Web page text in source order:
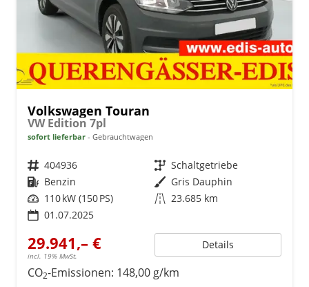
Volkswagen Touran
VW Edition 7pl
sofort lieferbar Gebrauchtwagen
Fahrzeugnr. 404936 Getriebe Schaltgetriebe
Kraftstoff Benzin Außenfarbe Gris Dauphin
Leistung 110 kW (150 PS) Kilometerstand 23.685 km
01.07.2025
29.941,– €
incl. 19% MwSt.
Details
CO2-Emissionen: 148,00 g/km